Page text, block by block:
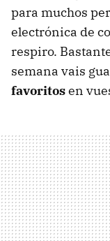
para muchos
electrónica de
respiro.
semana vais
favoritosen